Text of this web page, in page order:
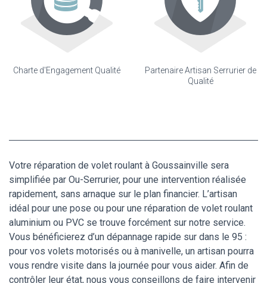
Charte d'Engagement Qualité
Partenaire Artisan Serrurier de
Qualité
Votre réparation de volet roulant à Goussainville sera
simplifiée par Ou-Serrurier, pour une intervention réalisée
rapidement, sans arnaque sur le plan financier. L’artisan
idéal pour une pose ou pour une réparation de volet roulant
aluminium ou PVC se trouve forcément sur notre service.
Vous bénéficierez d’un dépannage rapide sur dans le 95 :
pour vos volets motorisés ou à manivelle, un artisan pourra
vous rendre visite dans la journée pour vous aider. Afin de
contrôler leur état, nous vous conseillons de faire intervenir